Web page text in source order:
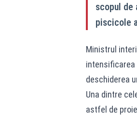
scopul
piscicole
Ministrul
intensificarea
deschiderea
Una dintre
astfel de